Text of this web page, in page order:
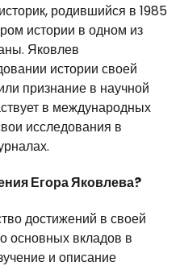
родившийся в 1985
истории в одном из
Яковлев
истории своей
признание в научной
в международных
исследования в
Егора Яковлева?
достижений в своей
основных вкладов в
и описание